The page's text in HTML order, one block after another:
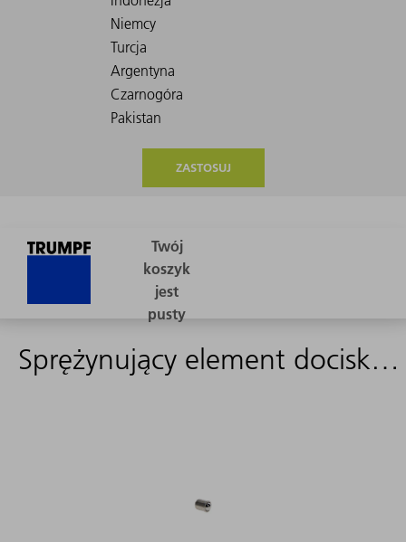
ZASTOSUJ
Sprężynujący element dociskający 6X7.0 A2-A2